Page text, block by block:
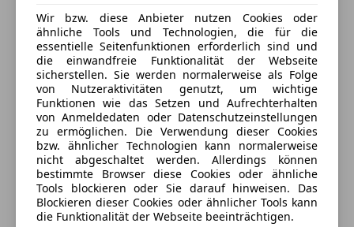
Freisprecheinrichtung
Induktionsladen für Smartphones
Musikstreaming integriert
Radio
Soundsystem
USB
Volldigitales Kombiinstrument
W-Lan / Wifi Hotspot
Sicherheit
Abstandstempomat
Abstandswarner
Zierelemente Holz Eiche anthrazit offenporig
Erweitertes automatisches Wiederanfahren im
Stau
Streckenbasierte Geschwindigkeitsanpassung
Multifunktions-Sportlenkrad in Leder Nappa
Winter-Paket
Vorrüstung für Konnektivitäts-Paket Navigation
und Komfort
Advanced-Plus-Paket
AMG Line Advanced Plus
KEYLESS-GO Komfort-Paket
Mehr anzeigen
Preisbewertung
Mehr anzeigen
Versicherung
Kfz-Versicherung
Wir bzw. diese Anbieter nutzen Cookies oder
ähnliche Tools und Technologien, die für die
essentielle Seitenfunktionen erforderlich sind und
die einwandfreie Funktionalität der Webseite
sicherstellen. Sie werden normalerweise als Folge
von Nutzeraktivitäten genutzt, um wichtige
Funktionen wie das Setzen und Aufrechterhalten
von Anmeldedaten oder Datenschutzeinstellungen
zu ermöglichen. Die Verwendung dieser Cookies
bzw. ähnlicher Technologien kann normalerweise
nicht abgeschaltet werden. Allerdings können
bestimmte Browser diese Cookies oder ähnliche
Tools blockieren oder Sie darauf hinweisen. Das
Blockieren dieser Cookies oder ähnlicher Tools kann
die Funktionalität der Webseite beeinträchtigen.